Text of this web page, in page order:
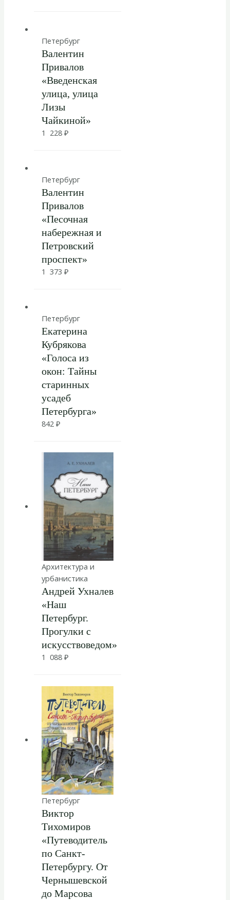
Петербург
Валентин
Привалов
«Введенская
улица, улица
Лизы
Чайкиной»
1 228 ₽
Петербург
Валентин
Привалов
«Песочная
набережная и
Петровский
проспект»
1 373 ₽
Петербург
Екатерина
Кубрякова
«Голоса из
окон: Тайны
старинных
усадеб
Петербурга»
842 ₽
Архитектура и
урбанистика
Андрей Ухналев
«Наш
Петербург.
Прогулки с
искусствоведом»
1 088 ₽
Петербург
Виктор
Тихомиров
«Путеводитель
по Санкт-
Петербургу. От
Чернышевской
до Марсова